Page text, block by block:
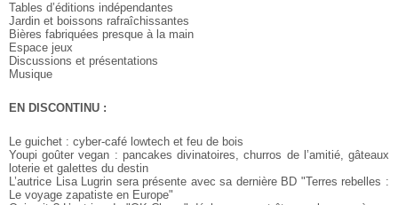
Tables d’éditions indépendantes
Jardin et boissons rafraîchissantes
Bières fabriquées presque à la main
Espace jeux
Discussions et présentations
Musique
EN DISCONTINU :
Le guichet : cyber-café lowtech et feu de bois
Youpi goûter vegan : pancakes divinatoires, churros de l’amitié, gâteaux
loterie et galettes du destin
L’autrice Lisa Lugrin sera présente avec sa dernière BD "Terres rebelles :
Le voyage zapatiste en Europe"